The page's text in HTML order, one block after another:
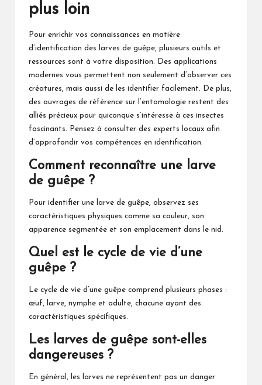
plus loin
Pour enrichir vos connaissances en matière
d’identification des larves de guêpe, plusieurs outils et
ressources sont à votre disposition. Des applications
modernes vous permettent non seulement d’observer ces
créatures, mais aussi de les identifier facilement. De plus,
des ouvrages de référence sur l’entomologie restent des
alliés précieux pour quiconque s’intéresse à ces insectes
fascinants. Pensez à consulter des experts locaux afin
d’approfondir vos compétences en identification.
Comment reconnaître une larve
de guêpe ?
Pour identifier une larve de guêpe, observez ses
caractéristiques physiques comme sa couleur, son
apparence segmentée et son emplacement dans le nid.
Quel est le cycle de vie d’une
guêpe ?
Le cycle de vie d’une guêpe comprend plusieurs phases :
œuf, larve, nymphe et adulte, chacune ayant des
caractéristiques spécifiques.
Les larves de guêpe sont-elles
dangereuses ?
En général, les larves ne représentent pas un danger